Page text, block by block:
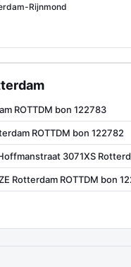
Rijnmond
ROTTDM bon 122783
ROTTDM bon 122782
3071XS
Rotterdam ROTTDM bon